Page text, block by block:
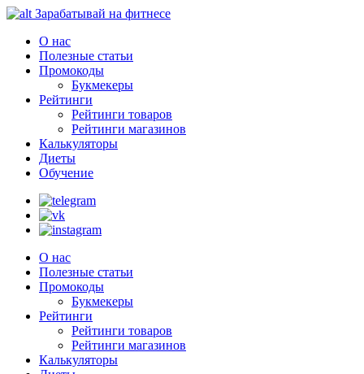
Зарабатывай на фитнесе
О нас
Полезные статьи
Промокоды
Букмекеры
Рейтинги
Рейтинги товаров
Рейтинги магазинов
Калькуляторы
Диеты
Обучение
О нас
Полезные статьи
Промокоды
Букмекеры
Рейтинги
Рейтинги товаров
Рейтинги магазинов
Калькуляторы